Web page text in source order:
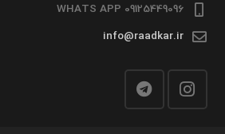
09125449096 WHATS APP
info@raadkar.ir